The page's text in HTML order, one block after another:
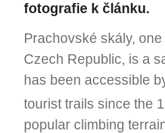
fotografie k článku.
Prachovské skály,
Czech Republic, is a
has been accessible
tourist trails since the
popular climbing